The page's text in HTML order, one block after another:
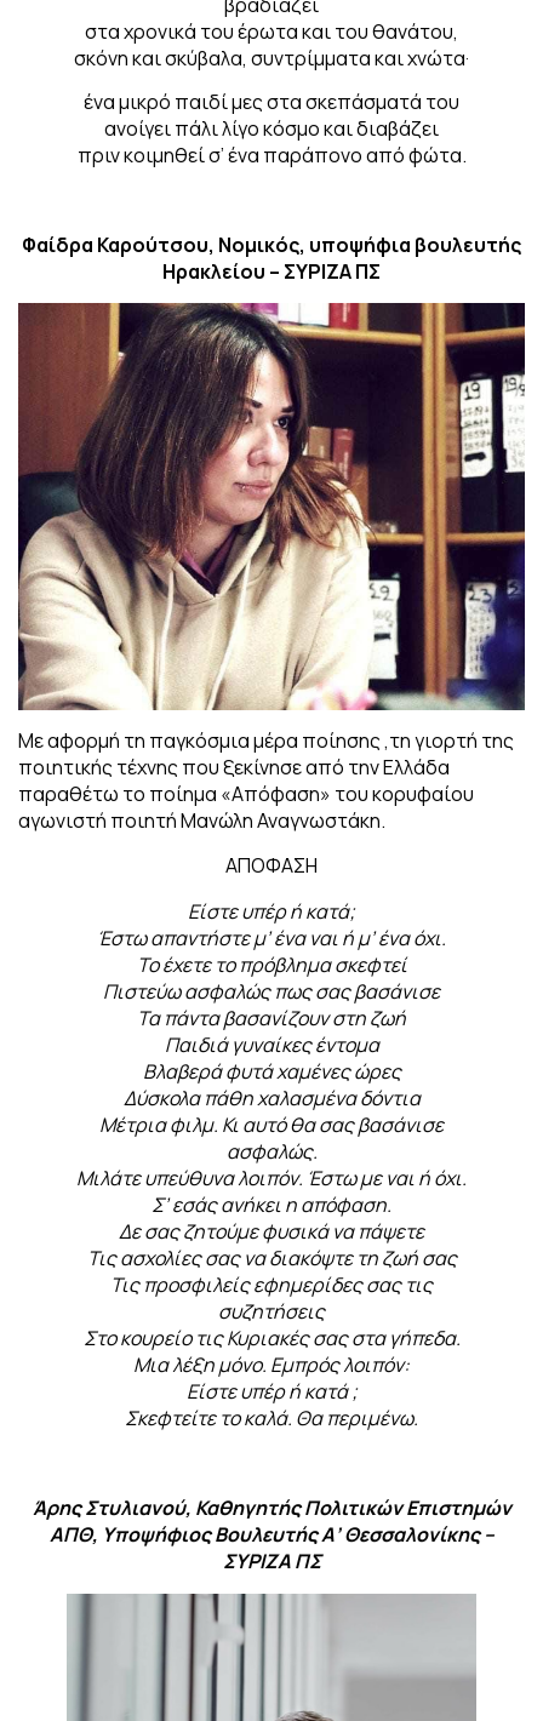
στα χρονικά του έρωτα και του θανάτου,
σκόνη και σκύβαλα, συντρίμματα και χνώτα·
ένα μικρό παιδί μες στα σκεπάσματά του
ανοίγει πάλι λίγο κόσμο και διαβάζει
πριν κοιμηθεί σ’ ένα παράπονο από φώτα.
Φαίδρα Καρούτσου, Νομικός, υποψήφια βουλευτής
Ηρακλείου – ΣΥΡΙΖΑ ΠΣ
Με αφορμή τη παγκόσμια μέρα ποίησης ,τη γιορτή της
ποιητικής τέχνης που ξεκίνησε από την Ελλάδα
παραθέτω το ποίημα «Απόφαση» του κορυφαίου
αγωνιστή ποιητή Μανώλη Αναγνωστάκη.
ΑΠΟΦΑΣΗ
Είστε υπέρ ή κατά;
Έστω απαντήστε μ’ ένα ναι ή μ’ ένα όχι.
Το έχετε το πρόβλημα σκεφτεί
Πιστεύω ασφαλώς πως σας βασάνισε
Τα πάντα βασανίζουν στη ζωή
Παιδιά γυναίκες έντομα
Βλαβερά φυτά χαμένες ώρες
Δύσκολα πάθη χαλασμένα δόντια
Μέτρια φιλμ. Κι αυτό θα σας βασάνισε
ασφαλώς.
Μιλάτε υπεύθυνα λοιπόν. Έστω με ναι ή όχι.
Σ’ εσάς ανήκει η απόφαση.
Δε σας ζητούμε φυσικά να πάψετε
Τις ασχολίες σας να διακόψτε τη ζωή σας
Τις προσφιλείς εφημερίδες σας τις
συζητήσεις
Στο κουρείο τις Κυριακές σας στα γήπεδα.
Μια λέξη μόνο. Εμπρός λοιπόν:
Είστε υπέρ ή κατά ;
Σκεφτείτε το καλά. Θα περιμένω.
Άρης Στυλιανού, Καθηγητής Πολιτικών Επιστημών
ΑΠΘ, Υποψήφιος Βουλευτής Α’ Θεσσαλονίκης –
ΣΥΡΙΖΑ ΠΣ